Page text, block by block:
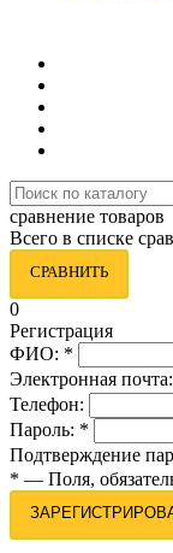
сравнение товаров
Всего в списке
СРАВНИТЬ
0
Регистрация
ФИО: *
Электронная почта:
Телефон:
Пароль: *
Подтверждение
* — Поля,